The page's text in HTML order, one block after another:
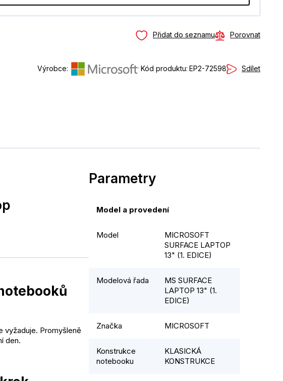
Přidat do seznamu Porovnat
Výrobce: Kód produktu: EP2-72598 Sdílet
vyžaduje. Promyšleně
den.
Parametry
Model a provedení
Model
MICROSOFT
SURFACE LAPTOP
13" (1. EDICE)
Modelová řada
MS SURFACE
LAPTOP 13" (1.
EDICE)
Značka MICROSOFT
Konstrukce
notebooku
KLASICKÁ
KONSTRUKCE